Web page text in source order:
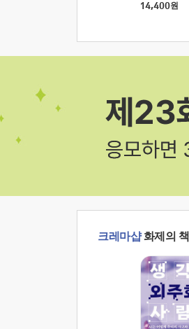
14,400원
크레마샵화제의 책